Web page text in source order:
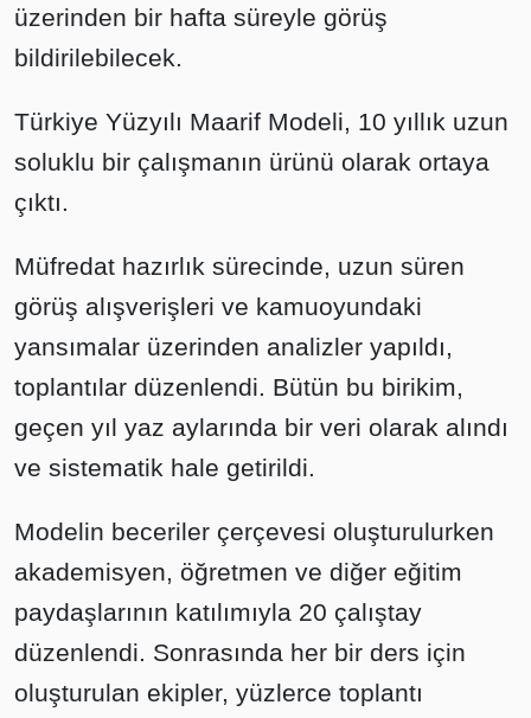
üzerinden bir hafta süreyle görüş
bildirilebilecek.
Türkiye Yüzyılı Maarif Modeli, 10 yıllık uzun
soluklu bir çalışmanın ürünü olarak ortaya
çıktı.
Müfredat hazırlık sürecinde, uzun süren
görüş alışverişleri ve kamuoyundaki
yansımalar üzerinden analizler yapıldı,
toplantılar düzenlendi. Bütün bu birikim,
geçen yıl yaz aylarında bir veri olarak alındı
ve sistematik hale getirildi.
Modelin beceriler çerçevesi oluşturulurken
akademisyen, öğretmen ve diğer eğitim
paydaşlarının katılımıyla 20 çalıştay
düzenlendi. Sonrasında her bir ders için
oluşturulan ekipler, yüzlerce toplantı